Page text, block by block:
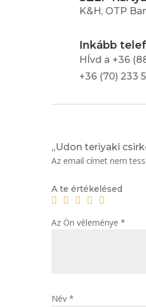
K&H, OTP
Inkább
HÍvd a +36
+36 (70) 233
„Udon teriyaki
Az email címet nem
A te értékelésed
Az Ön véleménye *
Név *